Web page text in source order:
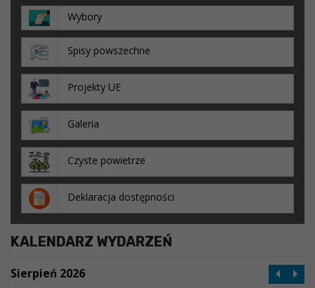
Wybory
Spisy powszechne
Projekty UE
Galeria
Czyste powietrze
Deklaracja dostępności
KALENDARZ WYDARZEŃ
Sierpień 2026